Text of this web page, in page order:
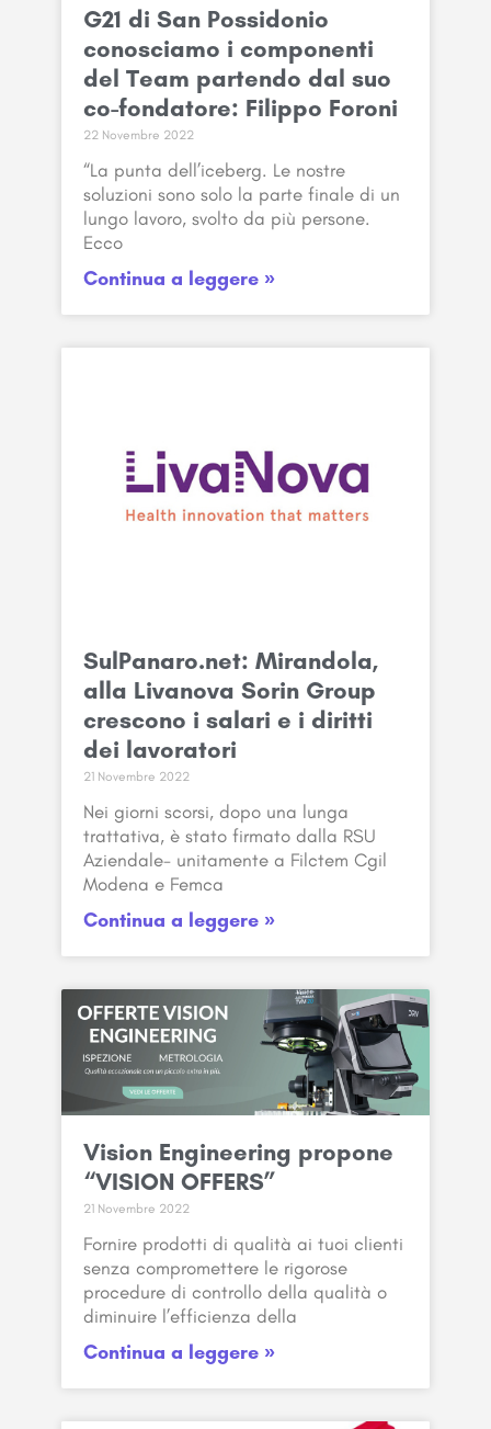
G21 di San Possidonio
conosciamo i componenti
del Team partendo dal suo
co-fondatore: Filippo Foroni
22 Novembre 2022
“La punta dell’iceberg. Le nostre
soluzioni sono solo la parte finale di un
lungo lavoro, svolto da più persone.
Ecco
Continua a leggere »
SulPanaro.net: Mirandola,
alla Livanova Sorin Group
crescono i salari e i diritti
dei lavoratori
21 Novembre 2022
Nei giorni scorsi, dopo una lunga
trattativa, è stato firmato dalla RSU
Aziendale- unitamente a Filctem Cgil
Modena e Femca
Continua a leggere »
Vision Engineering propone
“VISION OFFERS”
21 Novembre 2022
Fornire prodotti di qualità ai tuoi clienti
senza compromettere le rigorose
procedure di controllo della qualità o
diminuire l’efficienza della
Continua a leggere »